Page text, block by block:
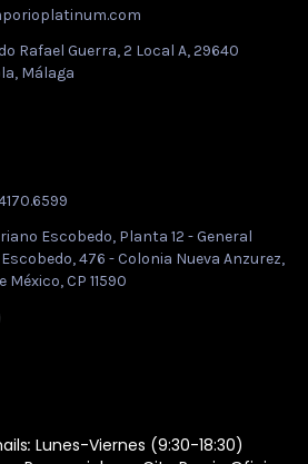
Rafael Guerra, 2 Local A, 29640
Málaga
Escobedo, Planta 12 - General
476 - Colonia Nueva Anzurez,
México, CP 11590
: Lunes-Viernes (9:30-18:30)